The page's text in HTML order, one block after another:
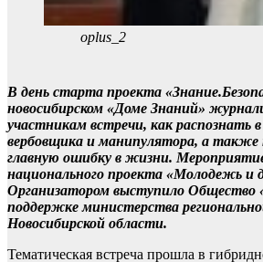
oplus_2
В день старта проекта
новосибирском «Доме Знаний»
участникам встречи, как распознать
вербовщика и манипулятора, а также
главную ошибку в жизни.
национального проекта «Молодежь и
Организатором выступило Общество
поддержке министерства
Новосибирской области.
Тематическая встреча прошла в